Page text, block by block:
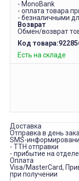
- MonoBank
- оплата товара
- безналичными
Возврат
Обмен/возврат
Код товара:
Есть на складе
Доставка
Отправка в день
SMS-
- ТТН отправки
- прибытие на
Оплата
Visa/MasterCard,
при получении